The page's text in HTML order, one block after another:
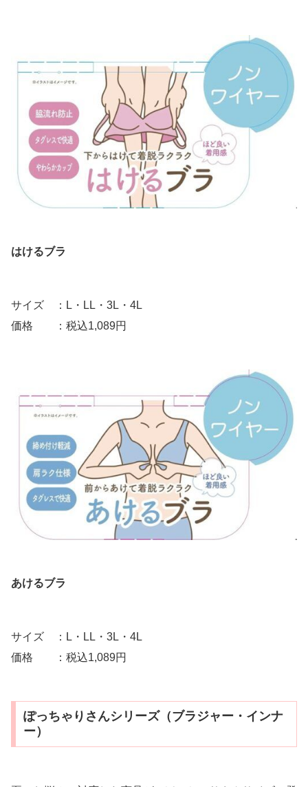
はけるブラ
サイズ ：L・LL・3L・4L
価格 ：税込1,089円
あけるブラ
サイズ ：L・LL・3L・4L
価格 ：税込1,089円
ぽっちゃりさんシリーズ（ブラジャー・インナ
ー）